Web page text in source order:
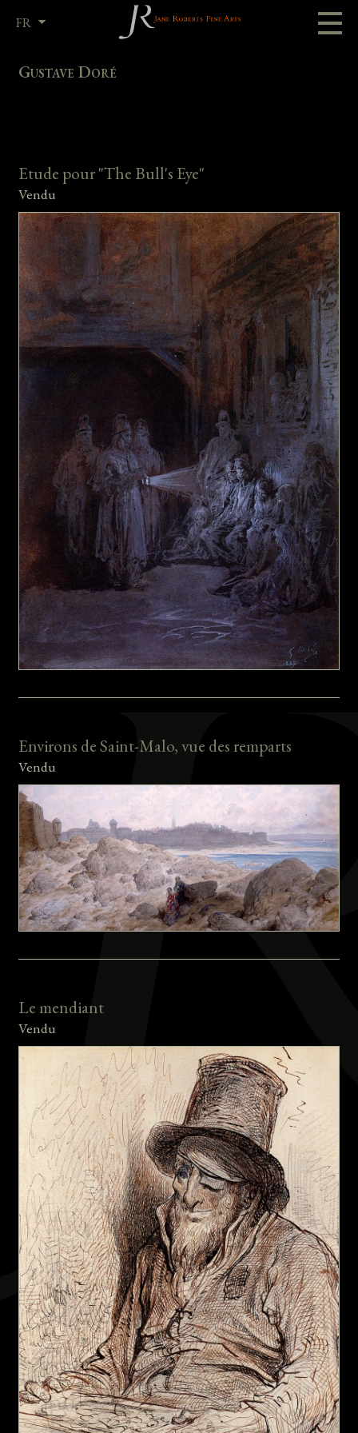
FR
Gustave Doré
Etude pour "The Bull's Eye"
Vendu
Environs de Saint-Malo, vue des remparts
Vendu
Le mendiant
Vendu